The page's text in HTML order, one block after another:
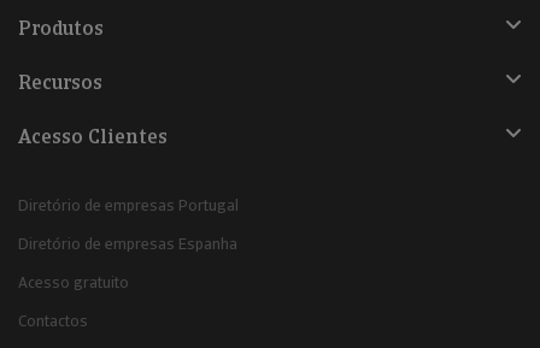
Produtos
Recursos
Acesso Clientes
Diretório de empresas Portugal
Diretório de empresas Espanha
Acesso gratuito
Contactos